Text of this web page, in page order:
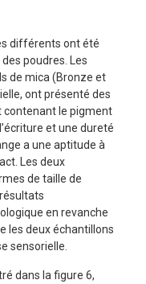
différents ont été
poudres. Les
de mica (Bronze et
ont présenté des
contenant le pigment
et une dureté
a une aptitude à
Les deux
de taille de
en revanche
les deux échantillons
sensorielle.
dans la figure 6,